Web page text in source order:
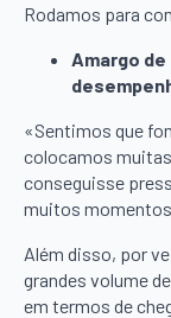
Rodamos para
Amargo
«Sentimos que
colocamos
conseguisse
muitos momentos
Além disso, por
grandes volume
em termos de